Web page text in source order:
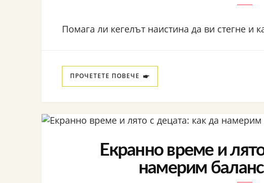
Помага ли кегелът наистина да ви стегне и
ПРОЧЕТЕТЕ ПОВЕЧЕ
Екранно време и
намерим